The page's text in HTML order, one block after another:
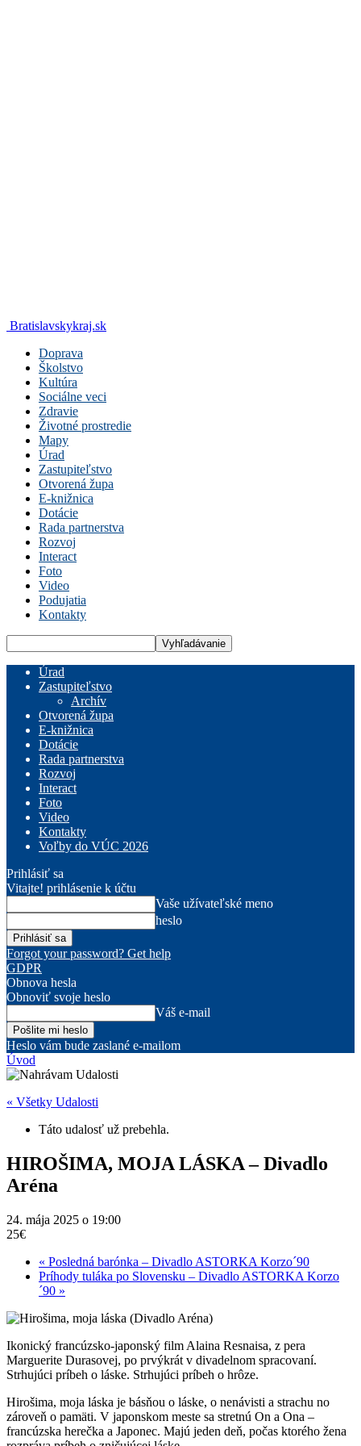
Bratislavskykraj.sk
Doprava
Školstvo
Kultúra
Sociálne veci
Zdravie
Životné prostredie
Mapy
Úrad
Zastupiteľstvo
Otvorená župa
E-knižnica
Dotácie
Rada partnerstva
Rozvoj
Interact
Foto
Video
Podujatia
Kontakty
Úrad
Zastupiteľstvo
Archív
Otvorená župa
E-knižnica
Dotácie
Rada partnerstva
Rozvoj
Interact
Foto
Video
Kontakty
Voľby do VÚC 2026
Prihlásiť sa
Vitajte! prihlásenie k účtu
Vaše užívateľské meno
heslo
Forgot your password? Get help
GDPR
Obnova hesla
Obnoviť svoje heslo
Váš e-mail
Heslo vám bude zaslané e-mailom
Úvod
« Všetky Udalosti
Táto udalosť už prebehla.
HIROŠIMA, MOJA LÁSKA – Divadlo
Aréna
24. mája 2025 o 19:00
25€
« Posledná barónka – Divadlo ASTORKA Korzo´90
Príhody tuláka po Slovensku – Divadlo ASTORKA Korzo
´90 »
Ikonický francúzsko-japonský film Alaina Resnaisa, z pera
Marguerite Durasovej, po prvýkrát v divadelnom spracovaní.
Strhujúci príbeh o láske. Strhujúci príbeh o hrôze.
Hirošima, moja láska je básňou o láske, o nenávisti a strachu no
zároveň o pamäti. V japonskom meste sa stretnú On a Ona –
francúzska herečka a Japonec. Majú jeden deň, počas ktorého žena